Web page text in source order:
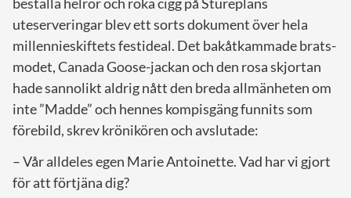
uteserveringar blev ett sorts dokument över hela
millennieskiftets festideal. Det bakåtkammade brats-
modet, Canada Goose-jackan och den rosa skjortan
hade sannolikt aldrig nått den breda allmänheten om
inte ”Madde” och hennes kompisgäng funnits som
förebild, skrev krönikören och avslutade:
– Vår alldeles egen Marie Antoinette. Vad har vi gjort
för att förtjäna dig?